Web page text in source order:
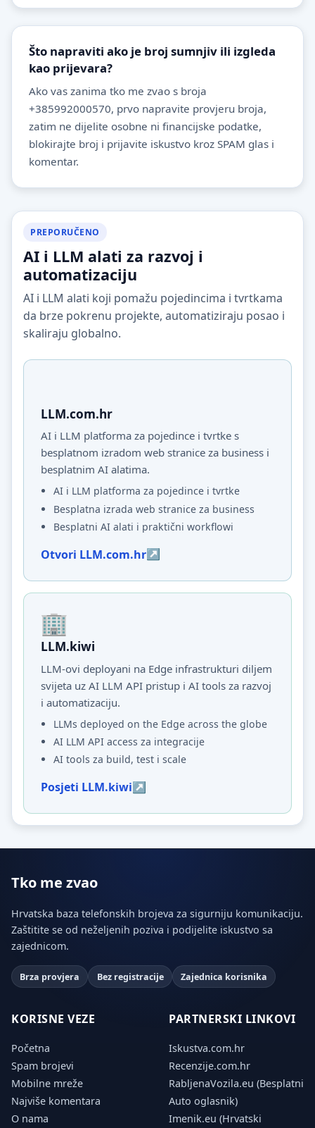
Što napraviti ako je broj sumnjiv ili izgleda
kao prijevara?
Ako vas zanima tko me zvao s broja
+385992000570, prvo napravite provjeru broja,
zatim ne dijelite osobne ni financijske podatke,
blokirajte broj i prijavite iskustvo kroz SPAM glas i
komentar.
PREPORUČENO
AI i LLM alati za razvoj i
automatizaciju
AI i LLM alati koji pomažu pojedincima i tvrtkama
da brze pokrenu projekte, automatiziraju posao i
skaliraju globalno.
LLM.com.hr
AI i LLM platforma za pojedince i tvrtke s
besplatnom izradom web stranice za business i
besplatnim AI alatima.
AI i LLM platforma za pojedince i tvrtke
Besplatna izrada web stranice za business
Besplatni AI alati i praktični workflowi
Otvori LLM.com.hr
LLM.kiwi
LLM-ovi deployani na Edge infrastrukturi diljem
svijeta uz AI LLM API pristup i AI tools za razvoj
i automatizaciju.
LLMs deployed on the Edge across the globe
AI LLM API access za integracije
AI tools za build, test i scale
Posjeti LLM.kiwi
Tko me zvao
Hrvatska baza telefonskih brojeva za sigurniju komunikaciju.
Zaštitite se od neželjenih poziva i podijelite iskustvo sa
zajednicom.
Brza provjera Bez registracije Zajednica korisnika
KORISNE VEZE
Početna
Spam brojevi
Mobilne mreže
Najviše komentara
O nama
PARTNERSKI LINKOVI
Iskustva.com.hr
Recenzije.com.hr
RabljenaVozila.eu (Besplatni
Auto oglasnik)
Imenik.eu (Hrvatski